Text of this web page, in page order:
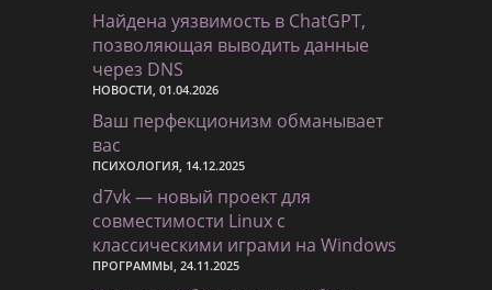
Найдена уязвимость в ChatGPT,
позволяющая выводить данные
через DNS
НОВОСТИ, 01.04.2026
Ваш перфекционизм обманывает
вас
ПСИХОЛОГИЯ, 14.12.2025
d7vk — новый проект для
совместимости Linux с
классическими играми на Windows
ПРОГРАММЫ, 24.11.2025